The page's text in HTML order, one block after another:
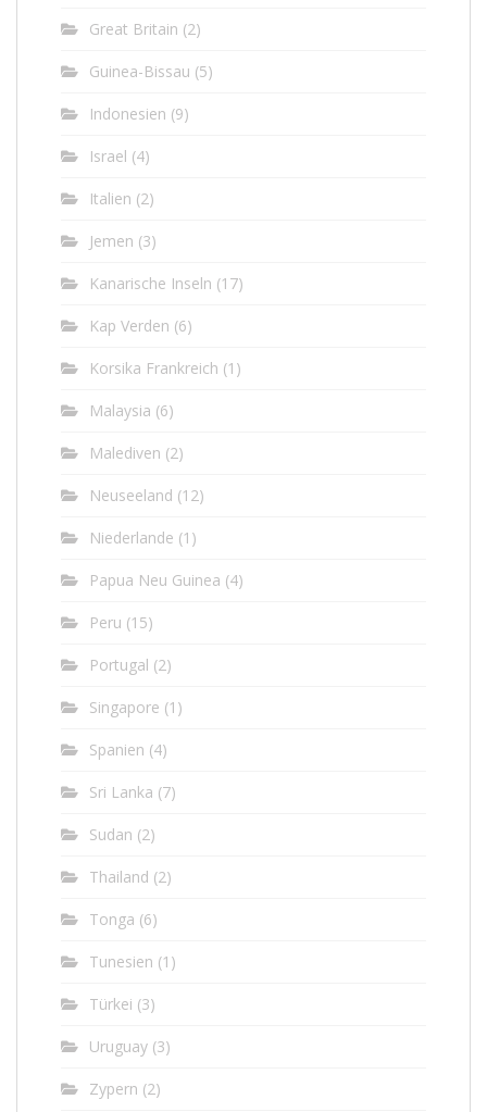
Great Britain (2)
Guinea-Bissau (5)
Indonesien (9)
Israel (4)
Italien (2)
Jemen (3)
Kanarische Inseln (17)
Kap Verden (6)
Korsika Frankreich (1)
Malaysia (6)
Malediven (2)
Neuseeland (12)
Niederlande (1)
Papua Neu Guinea (4)
Peru (15)
Portugal (2)
Singapore (1)
Spanien (4)
Sri Lanka (7)
Sudan (2)
Thailand (2)
Tonga (6)
Tunesien (1)
Türkei (3)
Uruguay (3)
Zypern (2)